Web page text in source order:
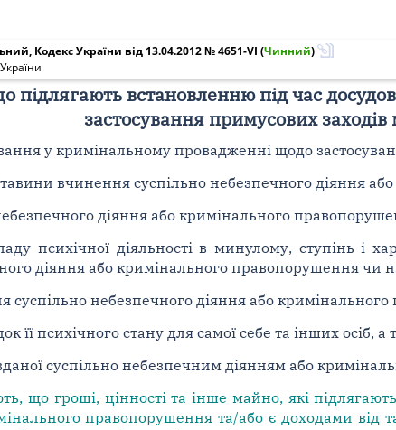
Кодекс України від 13.04.2012 № 4651-VI (Чинний)